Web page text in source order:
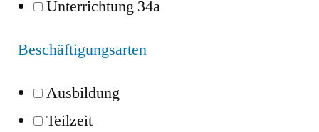
Unterrichtung 34a
Beschäftigungsarten
Ausbildung
Teilzeit